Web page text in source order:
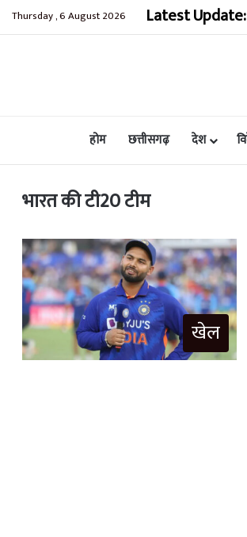
Thursday , 6 August 2026 Latest Update:
होम छत्तीसगढ़ देश
भारत की टी20 टीम
खेल